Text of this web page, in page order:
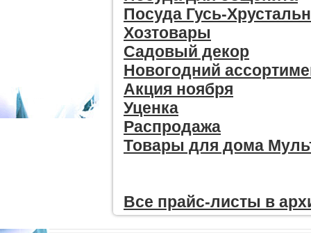
Посуда Гусь-
Хозтовары
Садовый декор
Новогодний
Акция ноября
Уценка
Распродажа
Товары для дома
Все прайc-листы в